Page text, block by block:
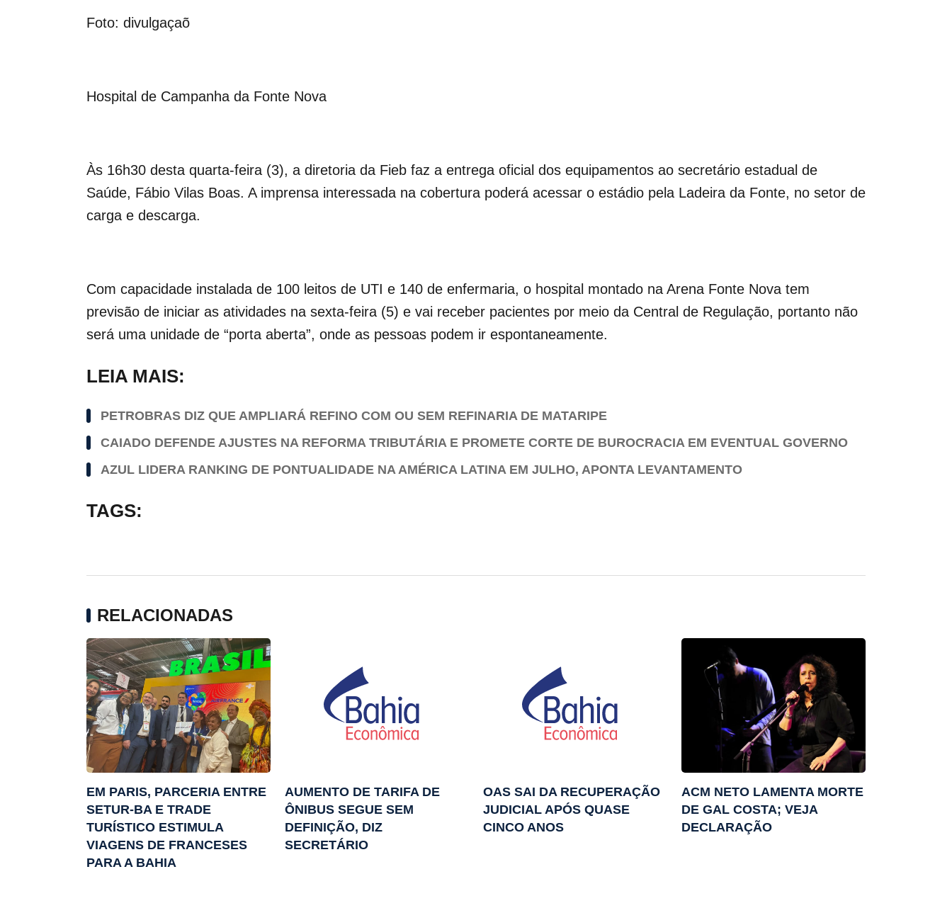
Foto: divulgaçaõ
Hospital de Campanha da Fonte Nova
Às 16h30 desta quarta-feira (3), a diretoria da Fieb faz a entrega oficial dos equipamentos ao secretário estadual de
Saúde, Fábio Vilas Boas. A imprensa interessada na cobertura poderá acessar o estádio pela Ladeira da Fonte, no setor de
carga e descarga.
Com capacidade instalada de 100 leitos de UTI e 140 de enfermaria, o hospital montado na Arena Fonte Nova tem
previsão de iniciar as atividades na sexta-feira (5) e vai receber pacientes por meio da Central de Regulação, portanto não
será uma unidade de “porta aberta”, onde as pessoas podem ir espontaneamente.
LEIA MAIS:
PETROBRAS DIZ QUE AMPLIARÁ REFINO COM OU SEM REFINARIA DE MATARIPE
CAIADO DEFENDE AJUSTES NA REFORMA TRIBUTÁRIA E PROMETE CORTE DE BUROCRACIA EM EVENTUAL GOVERNO
AZUL LIDERA RANKING DE PONTUALIDADE NA AMÉRICA LATINA EM JULHO, APONTA LEVANTAMENTO
TAGS:
RELACIONADAS
EM PARIS, PARCERIA ENTRE
SETUR-BA E TRADE
TURÍSTICO ESTIMULA
VIAGENS DE FRANCESES
PARA A BAHIA
AUMENTO DE TARIFA DE
ÔNIBUS SEGUE SEM
DEFINIÇÃO, DIZ
SECRETÁRIO
OAS SAI DA RECUPERAÇÃO
JUDICIAL APÓS QUASE
CINCO ANOS
ACM NETO LAMENTA MORTE
DE GAL COSTA; VEJA
DECLARAÇÃO